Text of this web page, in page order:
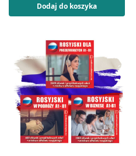
Dodaj do koszyka